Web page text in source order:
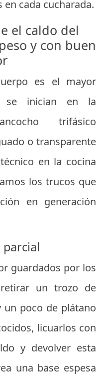
cada cucharada.
el caldo del
y con buen
es el mayor
se inician en la
trifásico
o transparente
en la cocina
los trucos que
en generación
parcial
guardados por los
un trozo de
un poco de plátano
licuarlos con
y devolver esta
una base espesa